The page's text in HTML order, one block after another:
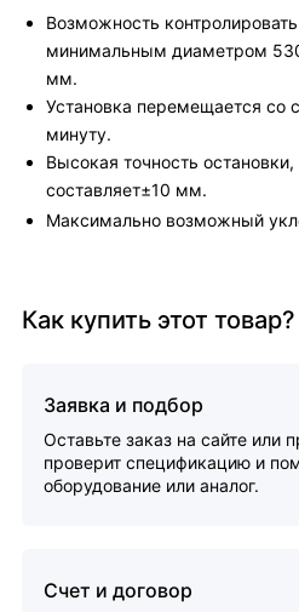
Возможность
минимальным диаметром
мм.
Установка перемещается со
минуту.
Высокая точность
составляет±10 мм.
Максимально возможный
Как купить этот товар?
Заявка и подбор
Оставьте заказ на сайте или
проверит спецификацию и
оборудование или аналог.
Счет и договор